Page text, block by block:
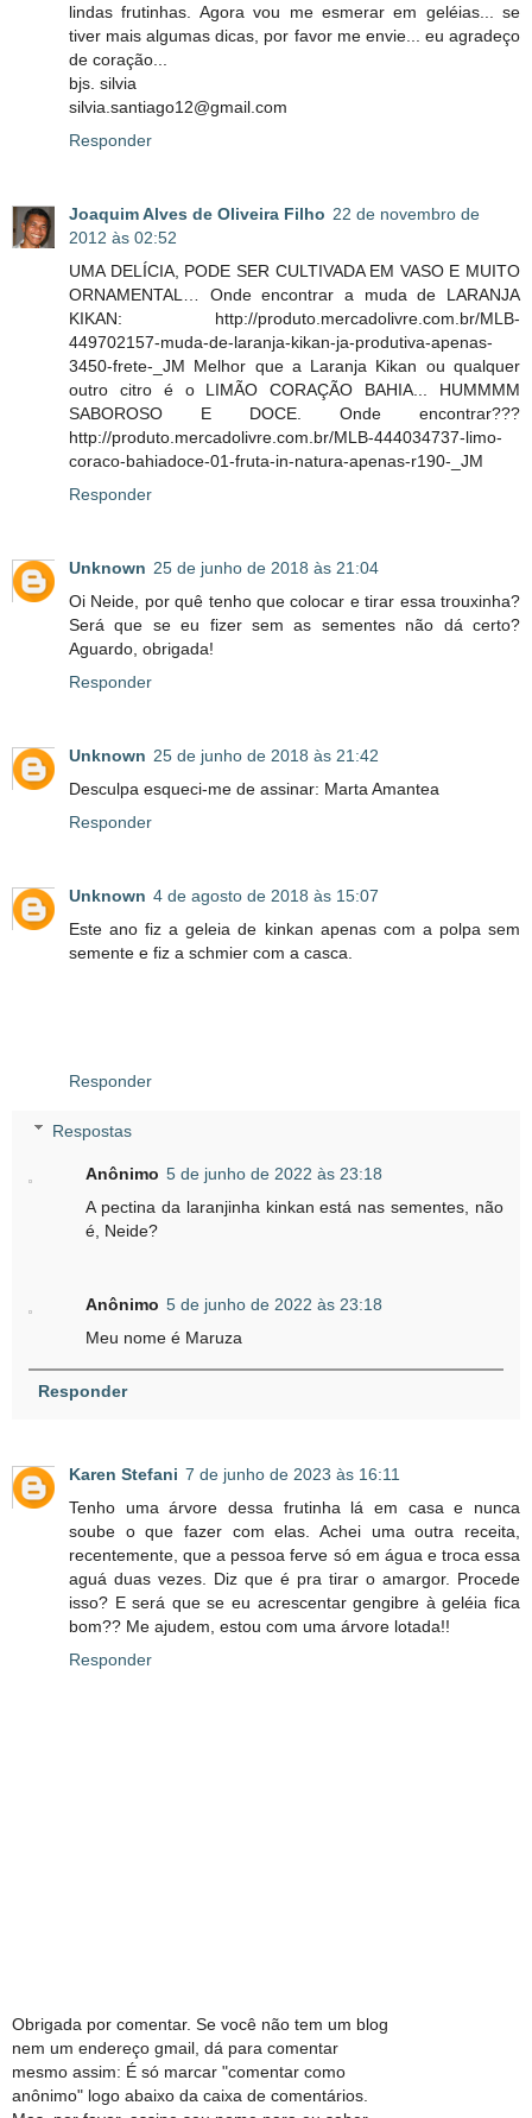
lindas frutinhas. Agora vou me esmerar em geléias... se
tiver mais algumas dicas, por favor me envie... eu agradeço
de coração...
bjs. silvia
silvia.santiago12@gmail.com
Responder
Joaquim Alves de Oliveira Filho 22 de novembro de
2012 às 02:52
UMA DELÍCIA, PODE SER CULTIVADA EM VASO E MUITO
ORNAMENTAL… Onde encontrar a muda de LARANJA
KIKAN: http://produto.mercadolivre.com.br/MLB-
449702157-muda-de-laranja-kikan-ja-produtiva-apenas-
3450-frete-_JM Melhor que a Laranja Kikan ou qualquer
outro citro é o LIMÃO CORAÇÃO BAHIA... HUMMMM
SABOROSO E DOCE. Onde encontrar???
http://produto.mercadolivre.com.br/MLB-444034737-limo-
coraco-bahiadoce-01-fruta-in-natura-apenas-r190-_JM
Responder
Unknown 25 de junho de 2018 às 21:04
Oi Neide, por quê tenho que colocar e tirar essa trouxinha?
Será que se eu fizer sem as sementes não dá certo?
Aguardo, obrigada!
Responder
Unknown 25 de junho de 2018 às 21:42
Desculpa esqueci-me de assinar: Marta Amantea
Responder
Unknown 4 de agosto de 2018 às 15:07
Este ano fiz a geleia de kinkan apenas com a polpa sem
semente e fiz a schmier com a casca.
Responder
Respostas
Anônimo 5 de junho de 2022 às 23:18
A pectina da laranjinha kinkan está nas sementes, não
é, Neide?
Anônimo 5 de junho de 2022 às 23:18
Meu nome é Maruza
Responder
Karen Stefani 7 de junho de 2023 às 16:11
Tenho uma árvore dessa frutinha lá em casa e nunca
soube o que fazer com elas. Achei uma outra receita,
recentemente, que a pessoa ferve só em água e troca essa
aguá duas vezes. Diz que é pra tirar o amargor. Procede
isso? E será que se eu acrescentar gengibre à geléia fica
bom?? Me ajudem, estou com uma árvore lotada!!
Responder
Obrigada por comentar. Se você não tem um blog
nem um endereço gmail, dá para comentar
mesmo assim: É só marcar "comentar como
anônimo" logo abaixo da caixa de comentários.